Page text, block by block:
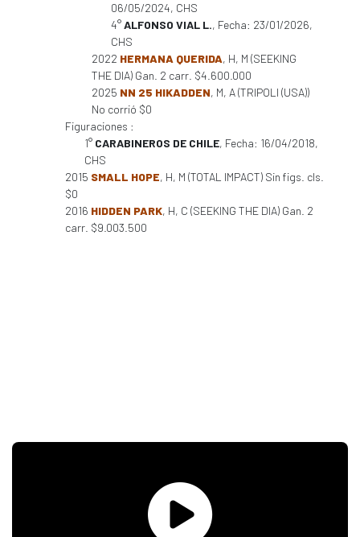
06/05/2024, CHS
4°ALFONSO VIAL L., Fecha: 23/01/2026,
CHS
2022 HERMANA QUERIDA, H, M (SEEKING
THE DIA) Gan. 2 carr. $4.600.000
2025 NN 25 HIKADDEN, M, A (TRIPOLI (USA))
No corrió $0
Figuraciones :
1° CARABINEROS DE CHILE, Fecha: 16/04/2018,
CHS
2015 SMALL HOPE, H, M (TOTAL IMPACT) Sin figs. cls.
$0
2016 HIDDEN PARK, H, C (SEEKING THE DIA) Gan. 2
carr. $9.003.500